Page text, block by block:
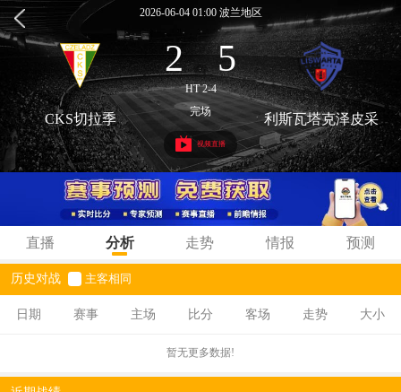
2026-06-04 01:00 波兰地区
2 : 5
HT 2-4
CKS切拉季 完场 利斯瓦塔克泽皮采
视频直播
直播 分析 走势 情报 预测
历史对战 主客相同
日期 赛事 主场 比分 客场 走势 大小
暂无更多数据!